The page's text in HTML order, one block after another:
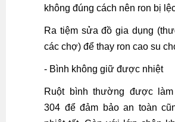
không đúng cách nên ron bị
Ra tiệm sửa đồ gia dụng
các chợ) để thay ron cao su
- Bình không giữ được nhiệt
Ruột bình thường được
304 để đảm bảo an toàn